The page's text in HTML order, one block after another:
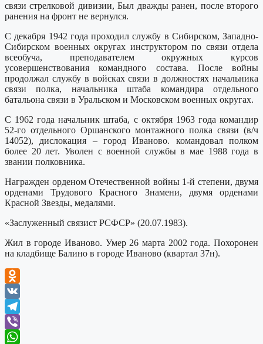
связи стрелковой дивизии, Был дважды ранен, после второго
ранения на фронт не вернулся.
С декабря 1942 года проходил службу в Сибирском, Западно-
Сибирском военных округах инструктором по связи отдела
всеобуча, преподавателем окружных курсов
усовершенствования командного состава. После войны
продолжал службу в войсках связи в должностях начальника
связи полка, начальника штаба командира отдельного
батальона связи в Уральском и Московском военных округах.
С 1962 года начальник штаба, с октября 1963 года командир
52-го отдельного Оршанского монтажного полка связи (в/ч
14052), дислокация – город Иваново. командовал полком
более 20 лет. Уволен с военной службы в мае 1988 года в
звании полковника.
Награжден орденом Отечественной войны 1-й степени, двумя
орденами Трудового Красного Знамени, двумя орденами
Красной Звезды, медалями.
«Заслуженный связист РСФСР» (20.07.1983).
Жил в городе Иваново. Умер 26 марта 2002 года. Похоронен
на кладбище Балино в городе Иваново (квартал 37н).
Odnoklassniki
VK
Telegram
Viber